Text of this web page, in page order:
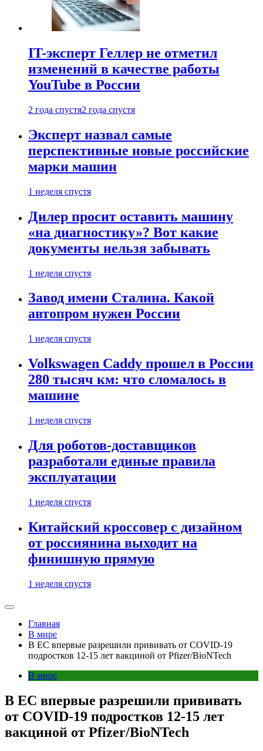
IT-эксперт Геллер не отметил
изменений в качестве работы
YouTube в России
2 года спустя2 года спустя
Эксперт назвал самые
перспективные новые российские
марки машин
1 неделя спустя
Дилер просит оставить машину
«на диагностику»? Вот какие
документы нельзя забывать
1 неделя спустя
Завод имени Сталина. Какой
автопром нужен России
1 неделя спустя
Volkswagen Caddy прошел в России
280 тысяч км: что сломалось в
машине
1 неделя спустя
Для роботов-доставщиков
разработали единые правила
эксплуатации
1 неделя спустя
Китайский кроссовер с дизайном
от россиянина выходит на
финишную прямую
1 неделя спустя
Главная
В мире
В ЕС впервые разрешили прививать от COVID-19
подростков 12-15 лет вакциной от Pfizer/BioNTech
В мире
В ЕС впервые разрешили прививать
от COVID-19 подростков 12-15 лет
вакциной от Pfizer/BioNTech